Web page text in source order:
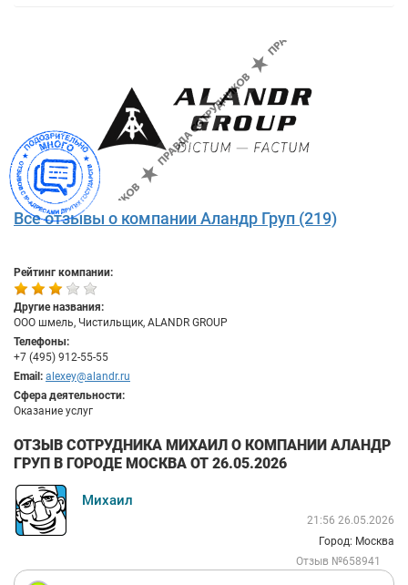
Все отзывы о компании Аландр Груп (219)
Рейтинг компании:
Другие названия:
ООО шмель, Чистильщик, ALANDR GROUP
Телефоны:
+7 (495) 912-55-55
Email: alexey@alandr.ru
Сфера деятельности:
Оказание услуг
ОТЗЫВ СОТРУДНИКА МИХАИЛ О КОМПАНИИ АЛАНДР
ГРУП В ГОРОДЕ МОСКВА ОТ 26.05.2026
Михаил
21:56 26.05.2026
Город: Москва
Отзыв №658941